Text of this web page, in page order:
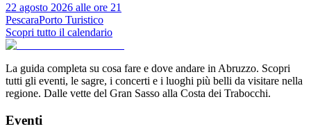
22 agosto 2026 alle ore 21
PescaraPorto Turistico
Scopri tutto il calendario
La guida completa su cosa fare e dove andare in Abruzzo. Scopri
tutti gli eventi, le sagre, i concerti e i luoghi più belli da visitare nella
regione. Dalle vette del Gran Sasso alla Costa dei Trabocchi.
Eventi